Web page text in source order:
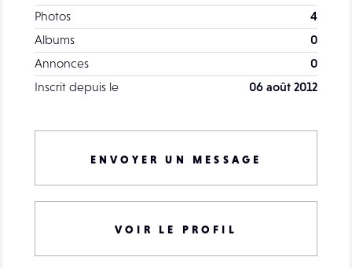
Photos
4
Albums
0
Annonces
0
Inscrit depuis le
06 août 2012
ENVOYER UN MESSAGE
VOIR LE PROFIL